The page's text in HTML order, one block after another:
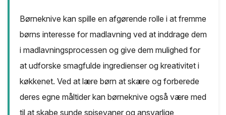
Børneknive kan spille en afgørende rolle i at fremme
børns interesse for madlavning ved at inddrage dem
i madlavningsprocessen og give dem mulighed for
at udforske smagfulde ingredienser og kreativitet i
køkkenet. Ved at lære børn at skære og forberede
deres egne måltider kan børneknive også være med
til at skabe sunde spisevaner og ansvarlige